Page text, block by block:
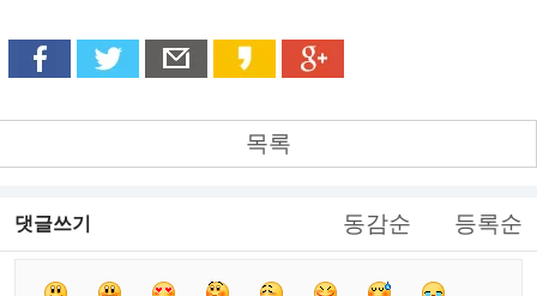
목록
댓글쓰기 동감순 등록순